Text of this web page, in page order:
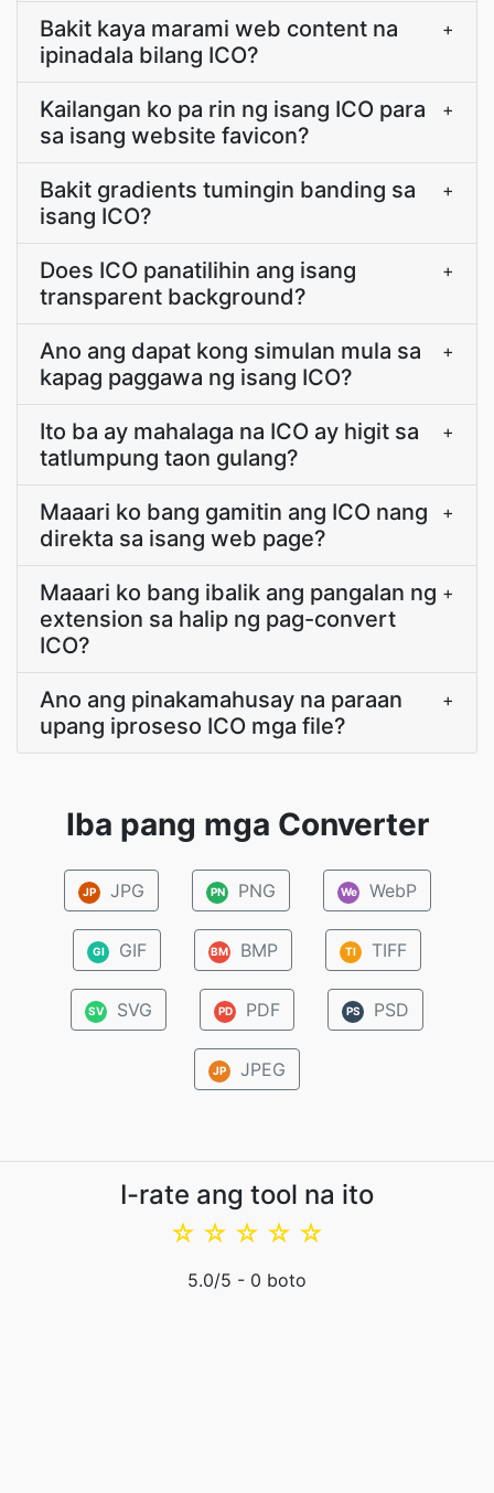
Bakit kaya marami web content na
ipinadala bilang ICO?
+
Kailangan ko pa rin ng isang ICO para
sa isang website favicon?
+
Bakit gradients tumingin banding sa
isang ICO?
+
Does ICO panatilihin ang isang
transparent background?
+
Ano ang dapat kong simulan mula sa
kapag paggawa ng isang ICO?
+
Ito ba ay mahalaga na ICO ay higit sa
tatlumpung taon gulang?
+
Maaari ko bang gamitin ang ICO nang
direkta sa isang web page?
+
Maaari ko bang ibalik ang pangalan ng
extension sa halip ng pag-convert
ICO?
+
Ano ang pinakamahusay na paraan
upang iproseso ICO mga file?
+
Iba pang mga Converter
JP JPG PN PNG We WebP
GI GIF BM BMP TI TIFF
SV SVG PD PDF PS PSD
JP JPEG
I-rate ang tool na ito
☆
☆
☆
☆
☆
5.0/5 - 0 boto